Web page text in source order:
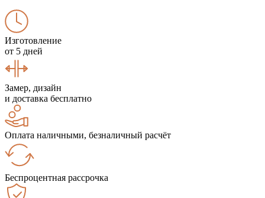
Изготовление
от 5 дней
Замер, дизайн
и доставка бесплатно
Оплата наличными, безналичный расчёт
Беспроцентная рассрочка